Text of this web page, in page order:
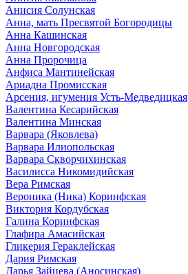
Анисия Солунская
Анна, мать Пресвятой Богородицы
Анна Кашинская
Анна Новгородская
Анна Пророчица
Анфиса Мантинейская
Ариадна Промисская
Арсения, игумения Усть-Медведицкая
Валентина Кесарийская
Валентина Минская
Варвара (Яковлева)
Варвара Илиопольская
Варвара Скворчихинская
Василисса Никомидийская
Вера Римская
Вероника (Ника) Коринфская
Виктория Кордубская
Галина Коринфская
Глафира Амасийская
Гликерия Гераклейская
Дария Римская
Дарья Зайцева (Аносинская)